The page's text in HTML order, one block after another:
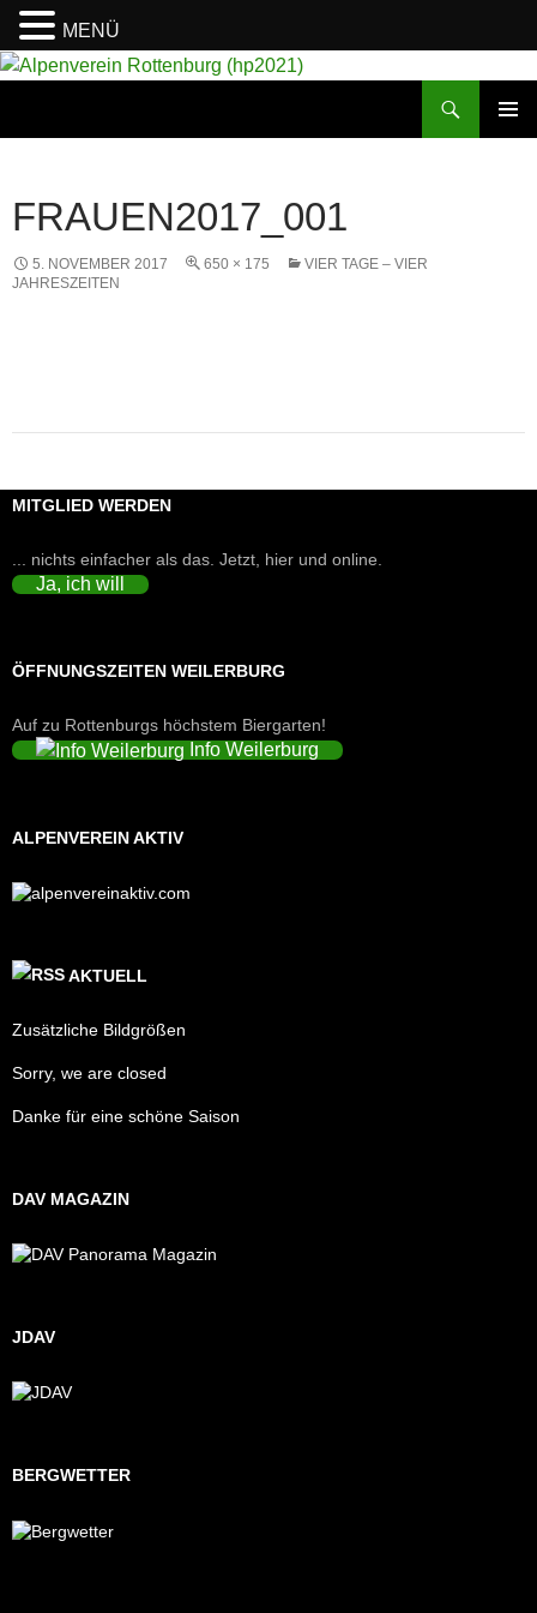
FRAUEN2017_001
5. NOVEMBER 2017 650 × 175
VIER TAGE – VIER
JAHRESZEITEN
MITGLIED WERDEN
... nichts einfacher als das. Jetzt, hier und online.
Ja, ich will
ÖFFNUNGSZEITEN WEILERBURG
Auf zu Rottenburgs höchstem Biergarten!
Info Weilerburg
ALPENVEREIN AKTIV
AKTUELL
Zusätzliche Bildgrößen
Sorry, we are closed
Danke für eine schöne Saison
DAV MAGAZIN
JDAV
BERGWETTER
MENÜ